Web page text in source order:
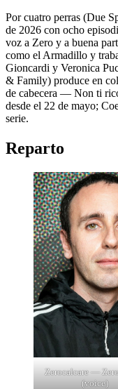
Por cuatro perras (Due
de 2026 con ocho
voz a Zero y a buena
como el Armadillo y
Gioncardi y Veronica
& Family) produce en
de cabecera — Non ti
desde el 22 de mayo;
serie.
Reparto
Zerocalcare —
(voice)